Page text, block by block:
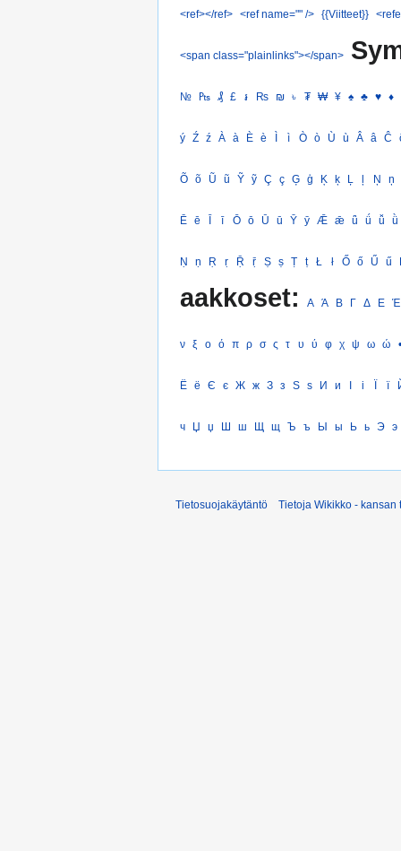
<ref></ref> <ref name="" /> {{Viitteet}}
<span class="plainlinks"></span>
№ ₧ ₰ £ ៛ ₨ ₪ ৳ ₮ ₩ ¥ ♠ ♣ ♥ ♦
ý Ź ź À à È è Ì ì Ò ò Ù ù Â â Ĉ
Õ õ Ũ ũ Ỹ ỹ Ç ç Ģ ģ Ķ ķ Ļ ļ Ņ ņ
Ē ē Ī ī Ō ō Ū ū Ȳ ȳ Ǣ ǣ ǖ ǘ ǚ ǜ
Ṇ ṇ Ṛ ṛ Ṝ ṝ Ṣ ṣ Ṭ ṭ Ł ł Ő ő Ű ű
aakkoset: Α Ά Β Γ Δ Ε Έ
ν ξ ο ό π ρ σ ς τ υ ύ φ χ ψ ω ώ •
Ё ё Є є Ж ж З з Ѕ ѕ И и І і Ї ї
ч Џ џ Ш ш Щ щ Ъ ъ Ы ы Ь ь Э э
Tietosuojakäytäntö Tietoja Wikikko - kansan